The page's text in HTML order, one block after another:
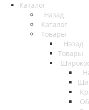
Каталог
Назад
Каталог
Товары
Назад
Товары